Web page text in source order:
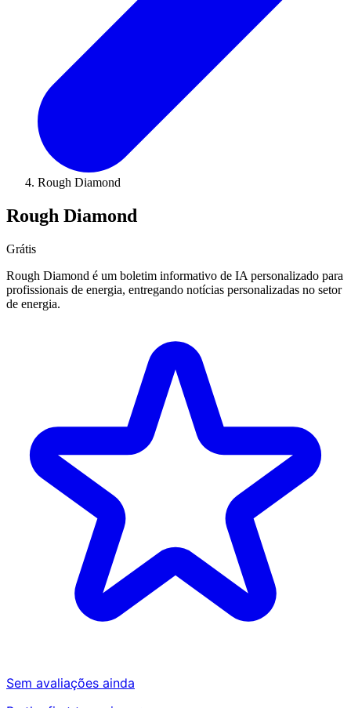
Rough Diamond
Rough Diamond
Grátis
Rough Diamond é um boletim informativo de IA personalizado para
profissionais de energia, entregando notícias personalizadas no setor
de energia.
Sem avaliações ainda